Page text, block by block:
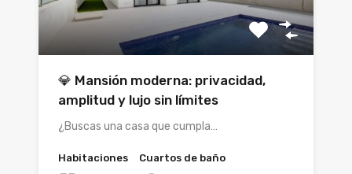
💎 Mansión moderna: privacidad,
amplitud y lujo sin límites
¿Buscas una casa que cumpla…
Habitaciones Cuartos de baño